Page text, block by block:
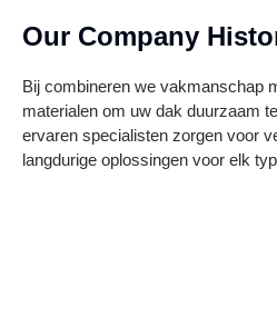
Our Company
Bij combineren we vakmanschap
materialen om uw dak duurzaam
ervaren specialisten zorgen voor
langdurige oplossingen voor elk